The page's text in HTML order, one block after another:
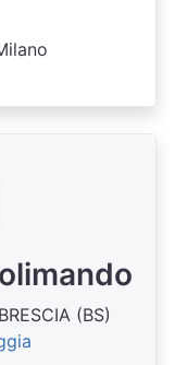
(BS)